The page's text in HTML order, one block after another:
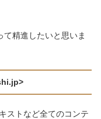
て精進したいと思いま
ストなど全てのコンテ